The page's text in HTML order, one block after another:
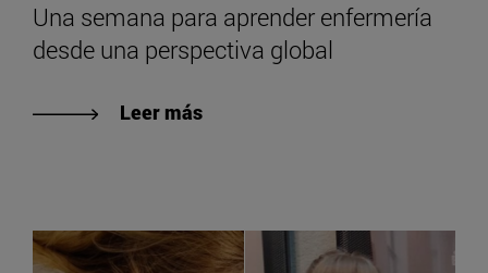
Una semana para aprender enfermería
desde una perspectiva global
Leer más